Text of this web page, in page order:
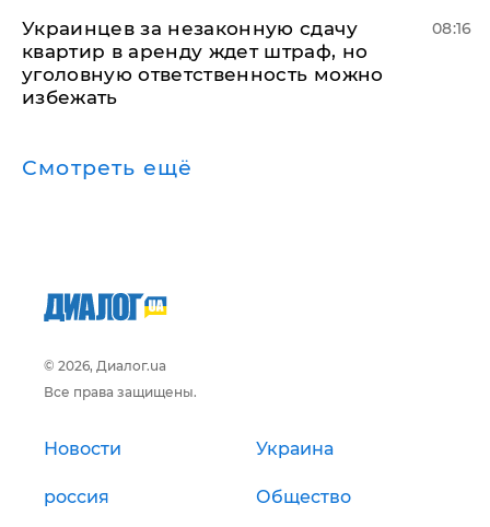
Украинцев за незаконную сдачу
квартир в аренду ждет штраф, но
уголовную ответственность можно
избежать
08:16
Смотреть ещё
© 2026, Диалог.ua
Все права защищены.
Новости Украина
россия Общество